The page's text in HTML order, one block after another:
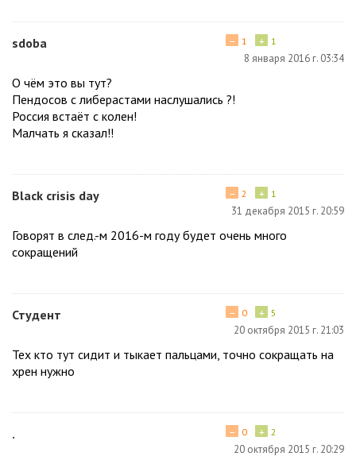
sdoba + 1
− 1
8 января 2016 г. 03:34
О чём это вы тут?
Пендосов с либерастами наслушались ?!
Россия встаёт с колен!
Малчать я сказал!!
Black crisis day + 1
− 2
31 декабря 2015 г. 20:59
Говорят в след.-м 2016-м году будет очень много
сокращений
Студент + 5
− 0
20 октября 2015 г. 21:03
Тех кто тут сидит и тыкает пальцами, точно сокращать на
хрен нужно
. + 2
− 0
20 октября 2015 г. 20:29